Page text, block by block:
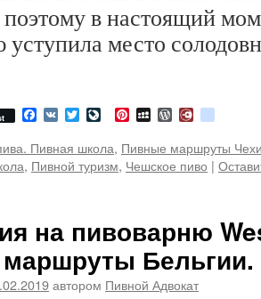
поэтому в настоящий
уступила место
Facebook
VK TwitterLiveJournal
PinterestMySpaceWordPress
Diary.Ru
Пивная школа, Пивные маршруты
, Пивной туризм, Чешское пиво |
на пивоварню
Бельгии.
автором Пивной Адвокат